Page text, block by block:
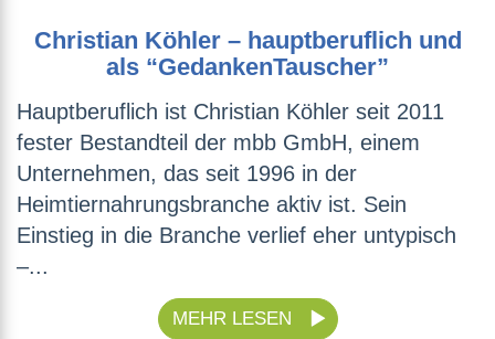
Christian Köhler – hauptberuflich und
als “GedankenTauscher”
Hauptberuflich ist Christian Köhler seit 2011
fester Bestandteil der mbb GmbH, einem
Unternehmen, das seit 1996 in der
Heimtiernahrungsbranche aktiv ist. Sein
Einstieg in die Branche verlief eher untypisch
–...
MEHR LESEN